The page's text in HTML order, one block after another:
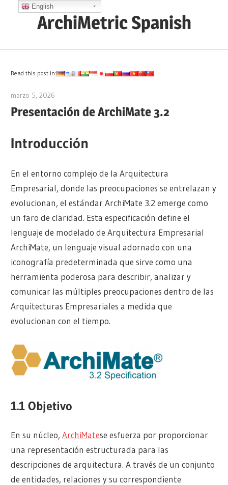
Saltar
ArchiMetric Spanish
Ops,
and
Read this post in:
marzo 5, 2026
Presentación de ArchiMate 3.2
Introducción
En el entorno complejo de la Arquitectura
Empresarial, donde las preocupaciones se entrelazan y
evolucionan, el estándar ArchiMate 3.2 emerge como
un faro de claridad. Esta especificación define el
lenguaje de modelado de Arquitectura Empresarial
ArchiMate, un lenguaje visual adornado con una
iconografía predeterminada que sirve como una
herramienta poderosa para describir, analizar y
comunicar las múltiples preocupaciones dentro de las
Arquitecturas Empresariales a medida que
evolucionan con el tiempo.
1.1 Objetivo
En su núcleo,ArchiMatese esfuerza por proporcionar
una representación estructurada para las
descripciones de arquitectura. A través de un conjunto
de entidades, relaciones y su correspondiente
English